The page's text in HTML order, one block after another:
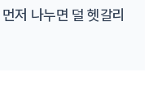
저 나누면 덜 헷갈리